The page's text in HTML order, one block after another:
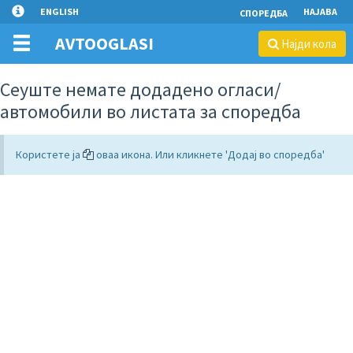
ENGLISH СПОРЕДБА НАЈАВА
AVTOOGLASI Најди кола
Сеуште немате додадено огласи/
автомобили во листата за споредба
Користете ја оваа икона. Или кликнете 'Додај во споредба'